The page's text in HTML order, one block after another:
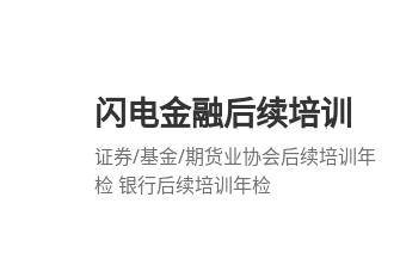
闪电金融后续培训
证券/基金/期货业协会后续培训年
检 银行后续培训年检